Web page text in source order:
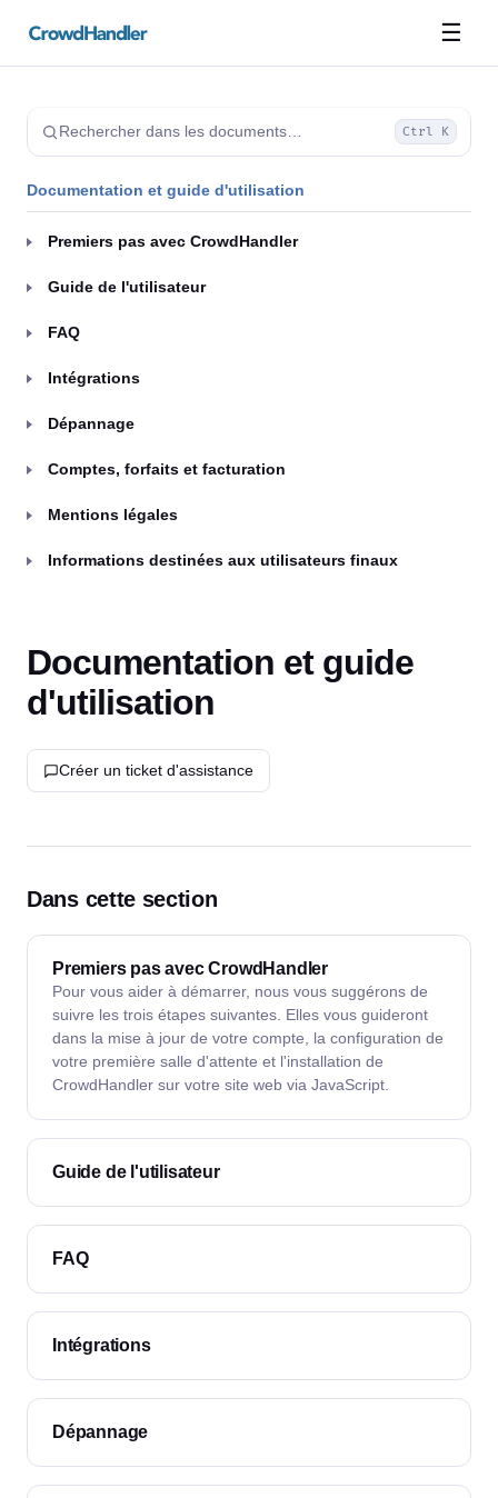
☰
Rechercher dans les documents… Ctrl K
Documentation et guide d'utilisation
Premiers pas avec CrowdHandler
Guide de l'utilisateur
FAQ
Intégrations
Dépannage
Comptes, forfaits et facturation
Mentions légales
Informations destinées aux utilisateurs finaux
Documentation et guide
d'utilisation
Créer un ticket d'assistance
Dans cette section
Premiers pas avec CrowdHandler
Pour vous aider à démarrer, nous vous suggérons de
suivre les trois étapes suivantes. Elles vous guideront
dans la mise à jour de votre compte, la configuration de
votre première salle d'attente et l'installation de
CrowdHandler sur votre site web via JavaScript.
Guide de l'utilisateur
FAQ
Intégrations
Dépannage